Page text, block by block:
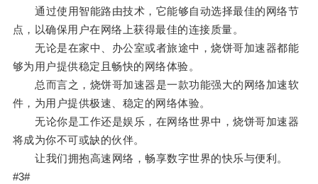
通过使用智能路由技术，它能够自动选择最佳的网络节
点，以确保用户在网络上获得最佳的连接质量。
无论是在家中、办公室或者旅途中，烧饼哥加速器都能
够为用户提供稳定且畅快的网络体验。
总而言之，烧饼哥加速器是一款功能强大的网络加速软
件，为用户提供极速、稳定的网络体验。
无论你是工作还是娱乐，在网络世界中，烧饼哥加速器
将成为你不可或缺的伙伴。
让我们拥抱高速网络，畅享数字世界的快乐与便利。
#3#